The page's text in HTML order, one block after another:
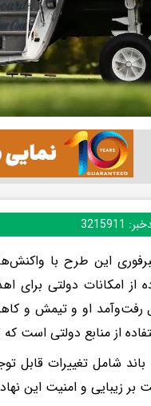
3215911
این طرح با
از امکانات دولتی
رفت‌وآمد او و تیمش و
از منابع دولتی است
شامل تغییرات قابل
زیبایی و امنیت این نهاد